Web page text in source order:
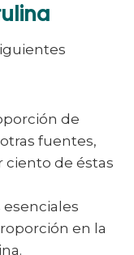
de
fuentes,
ciento de éstas
esenciales
en la